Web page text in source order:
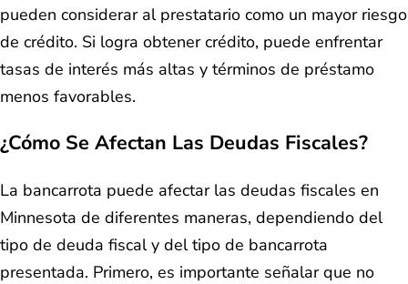
pueden considerar al prestatario como un mayor riesgo
de crédito. Si logra obtener crédito, puede enfrentar
tasas de interés más altas y términos de préstamo
menos favorables.
¿Cómo Se Afectan Las Deudas Fiscales?
La bancarrota puede afectar las deudas fiscales en
Minnesota de diferentes maneras, dependiendo del
tipo de deuda fiscal y del tipo de bancarrota
presentada. Primero, es importante señalar que no